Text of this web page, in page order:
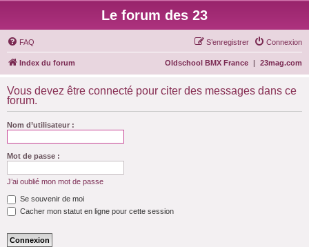
Le forum des 23
FAQ Connexion
S’enregistrer
Index du forum 23mag.com
|
Oldschool BMX France
Vous devez être connecté pour citer des messages dans ce
forum.
Nom d’utilisateur :
Mot de passe :
J’ai oublié mon mot de passe
Se souvenir de moi
Cacher mon statut en ligne pour cette session